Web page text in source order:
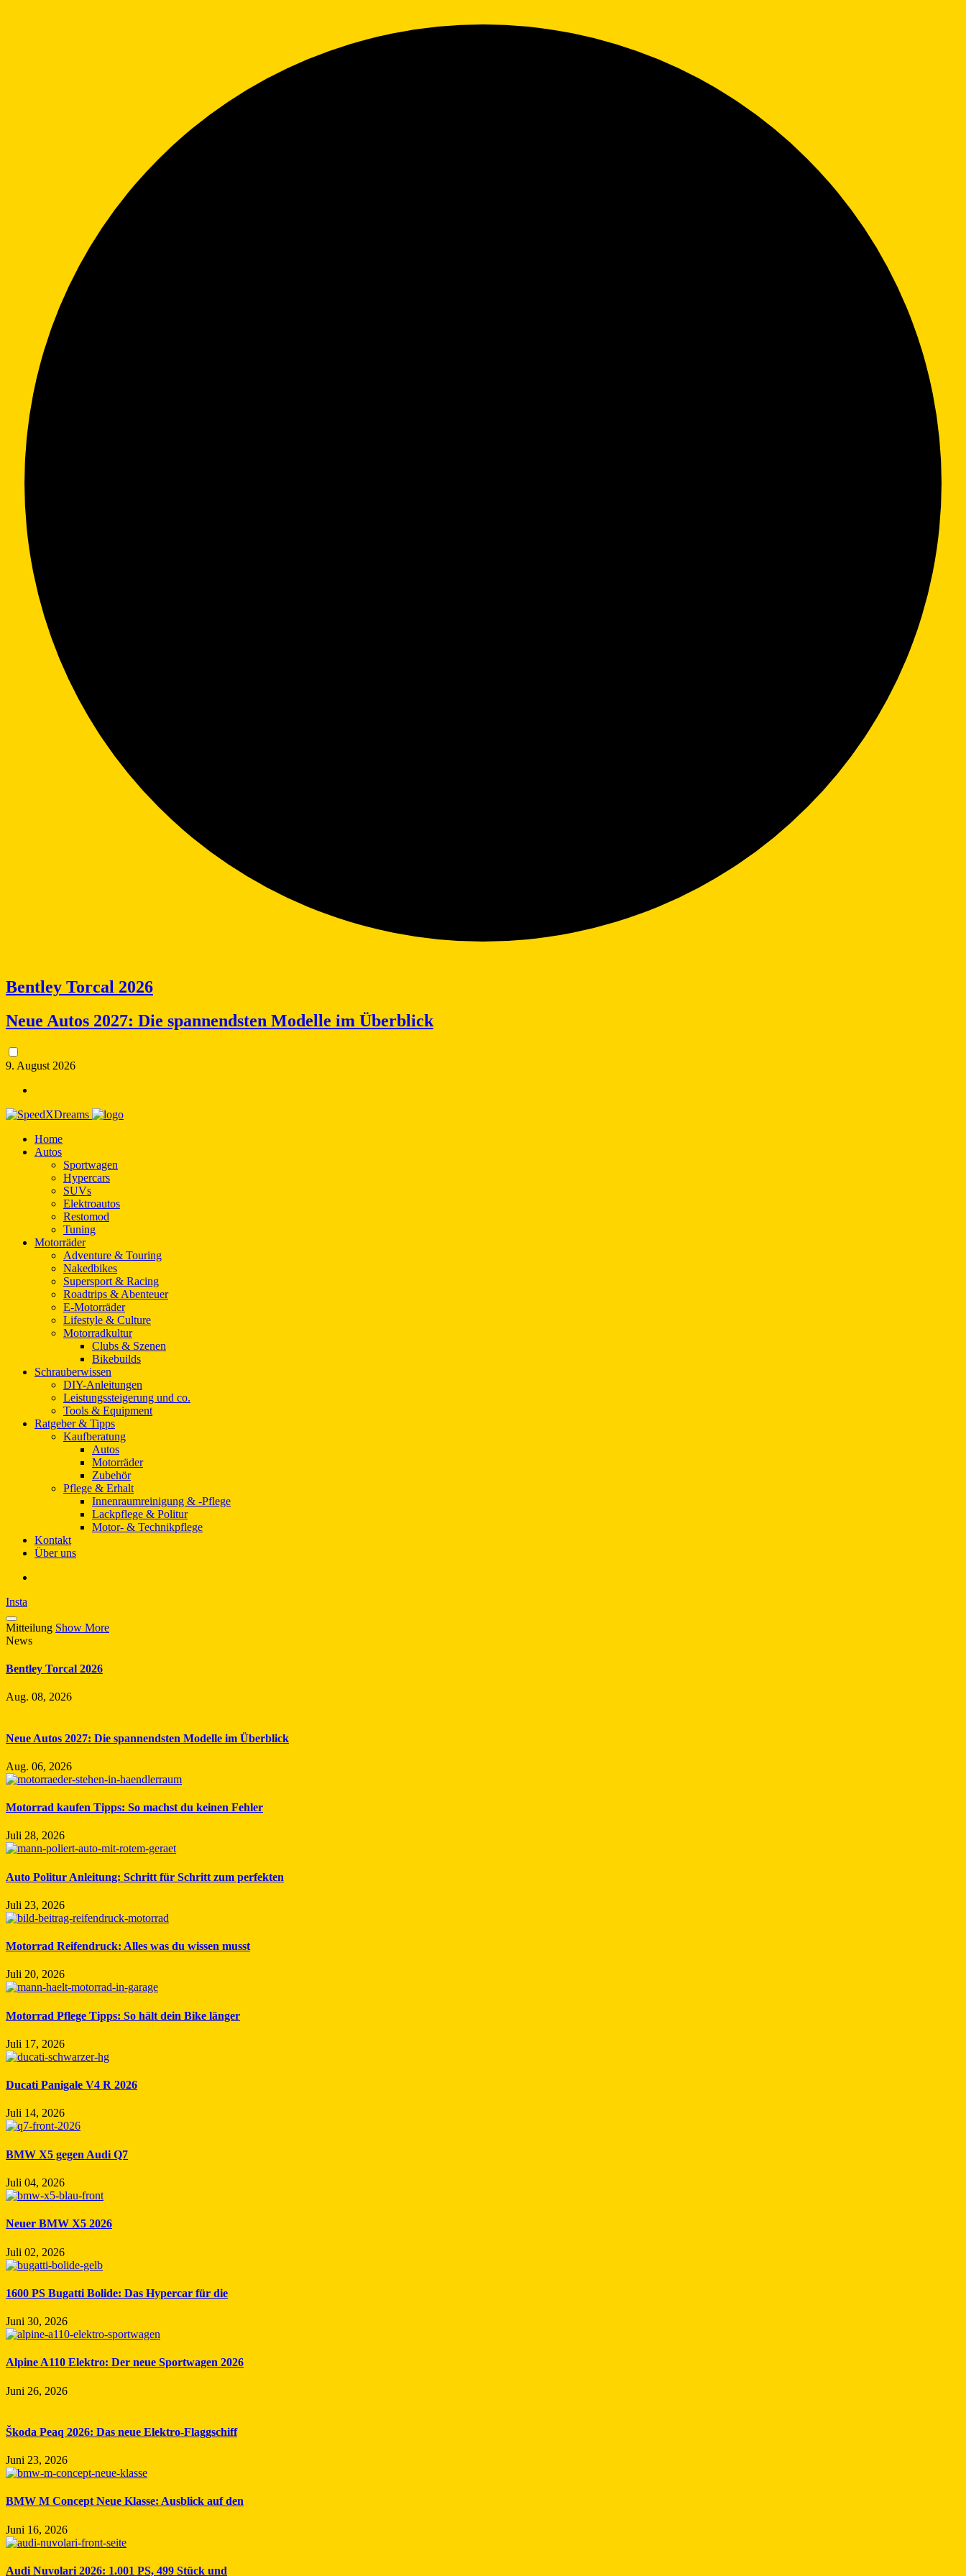
Bentley Torcal 2026
Neue Autos 2027: Die spannendsten Modelle im Überblick
9. August 2026
Home
Autos
Sportwagen
Hypercars
SUVs
Elektroautos
Restomod
Tuning
Motorräder
Adventure & Touring
Nakedbikes
Supersport & Racing
Roadtrips & Abenteuer
E-Motorräder
Lifestyle & Culture
Motorradkultur
Clubs & Szenen
Bikebuilds
Schrauberwissen
DIY-Anleitungen
Leistungssteigerung und co.
Tools & Equipment
Ratgeber & Tipps
Kaufberatung
Autos
Motorräder
Zubehör
Pflege & Erhalt
Innenraumreinigung & -Pflege
Lackpflege & Politur
Motor- & Technikpflege
Kontakt
Über uns
Insta
Mitteilung Show More
News
Bentley Torcal 2026
Aug. 08, 2026
Neue Autos 2027: Die spannendsten Modelle im Überblick
Aug. 06, 2026
Motorrad kaufen Tipps: So machst du keinen Fehler
Juli 28, 2026
Auto Politur Anleitung: Schritt für Schritt zum perfekten
Juli 23, 2026
Motorrad Reifendruck: Alles was du wissen musst
Juli 20, 2026
Motorrad Pflege Tipps: So hält dein Bike länger
Juli 17, 2026
Ducati Panigale V4 R 2026
Juli 14, 2026
BMW X5 gegen Audi Q7
Juli 04, 2026
Neuer BMW X5 2026
Juli 02, 2026
1600 PS Bugatti Bolide: Das Hypercar für die
Juni 30, 2026
Alpine A110 Elektro: Der neue Sportwagen 2026
Juni 26, 2026
Škoda Peaq 2026: Das neue Elektro-Flaggschiff
Juni 23, 2026
BMW M Concept Neue Klasse: Ausblick auf den
Juni 16, 2026
Audi Nuvolari 2026: 1.001 PS, 499 Stück und